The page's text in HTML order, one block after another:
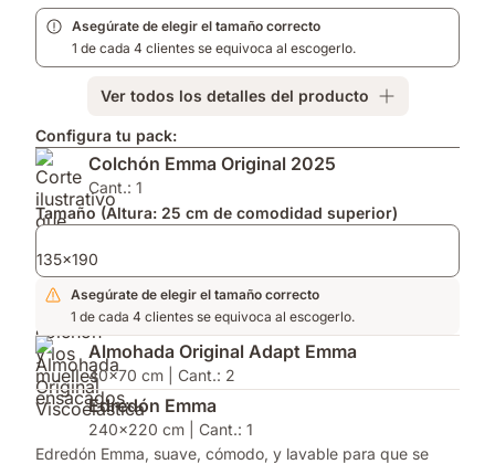
Asegúrate de elegir el tamaño correcto
1 de cada 4 clientes se equivoca al escogerlo.
Ver todos los detalles del producto
Configura tu pack:
Colchón Emma Original 2025
Cant.: 1
Tamaño (Altura: 25 cm de comodidad superior)
135x190
Asegúrate de elegir el tamaño correcto
1 de cada 4 clientes se equivoca al escogerlo.
Almohada Original Adapt Emma
40x70 cm | Cant.: 2
Edredón Emma
240x220 cm | Cant.: 1
Edredón Emma, suave, cómodo, y lavable para que se